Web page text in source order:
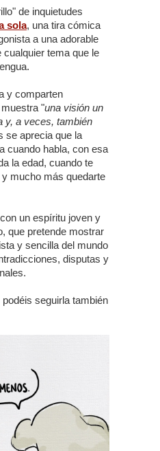
de inquietudes
sola, una tira cómica
a una adorable
cualquier tema que le
y comparten
"una visión un
y, a veces, también
se aprecia que la
cuando habla, con esa
la edad, cuando te
mucho más quedarte
un espíritu joven y
que pretende mostrar
y sencilla del mundo
disputas y
seguirla también